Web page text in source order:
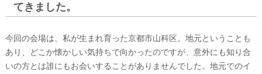
てきました。
今回の会場は、私が生まれ育った京都市山科区。地元ということも
あり、どこか懐かしい気持ちで向かったのですが、意外にも知り合
いの方とは誰にもお会いすることがありませんでした。地元でのイ